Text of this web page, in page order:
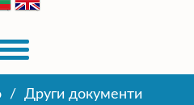
Други документи